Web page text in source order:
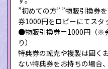
”初めての方” ”物販引換券
券1000円をロビーにてスタ
●物販引換券＝1000円（※
り）
特典券の転売や複製は固く
ない特典券をお持ちの場合